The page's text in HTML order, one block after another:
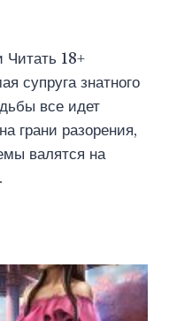
Читать 18+
супруга знатного
все идет
грани разорения,
валятся на